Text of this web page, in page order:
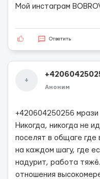
Мой инстаграм
Ответить
+
Аноним
+420604250256 мрази
Никогда, никогда не
поселят в общаге
на каждом шагу, где
надурит, работа
отношения